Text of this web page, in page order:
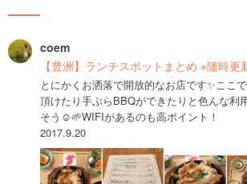
coem
【豊洲】ランチスポットまとめ ※随時更
とにかくお洒落で開放的なお店です✨ここ
頂けたり手ぶらBBQができたりと色んな利
そう☺️🌱WIFIがあるのも高ポイント！
2017.9.20